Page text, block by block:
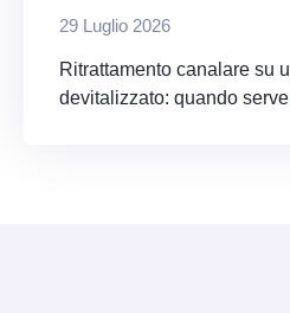
29 Luglio 2026
Ritrattamento canalare su
devitalizzato: quando